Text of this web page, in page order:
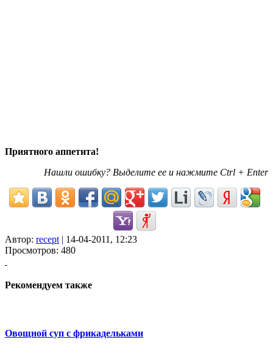
Приятного аппетита!
Нашли ошибку? Выделите ее и нажмите Ctrl + Enter
Автор: recept | 14-04-2011, 12:23
Просмотров: 480
Рекомендуем также
Овощной суп с фрикадельками